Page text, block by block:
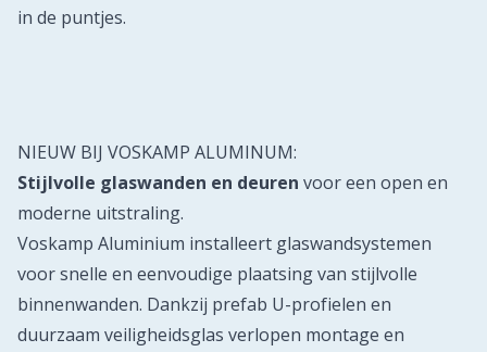
in de puntjes.
NIEUW BIJ VOSKAMP ALUMINUM:
Stijlvolle glaswanden en deuren voor een open en
moderne uitstraling.
Voskamp Aluminium installeert glaswandsystemen
voor snelle en eenvoudige plaatsing van stijlvolle
binnenwanden. Dankzij prefab U-profielen en
duurzaam veiligheidsglas verlopen montage en